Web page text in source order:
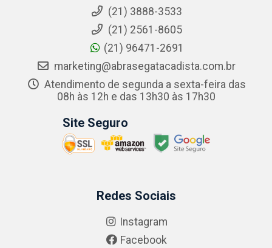
(21) 3888-3533
(21) 2561-8605
(21) 96471-2691
marketing@abrasegatacadista.com.br
Atendimento de segunda a sexta-feira das
08h às 12h e das 13h30 às 17h30
Site Seguro
Redes Sociais
Instagram
Facebook